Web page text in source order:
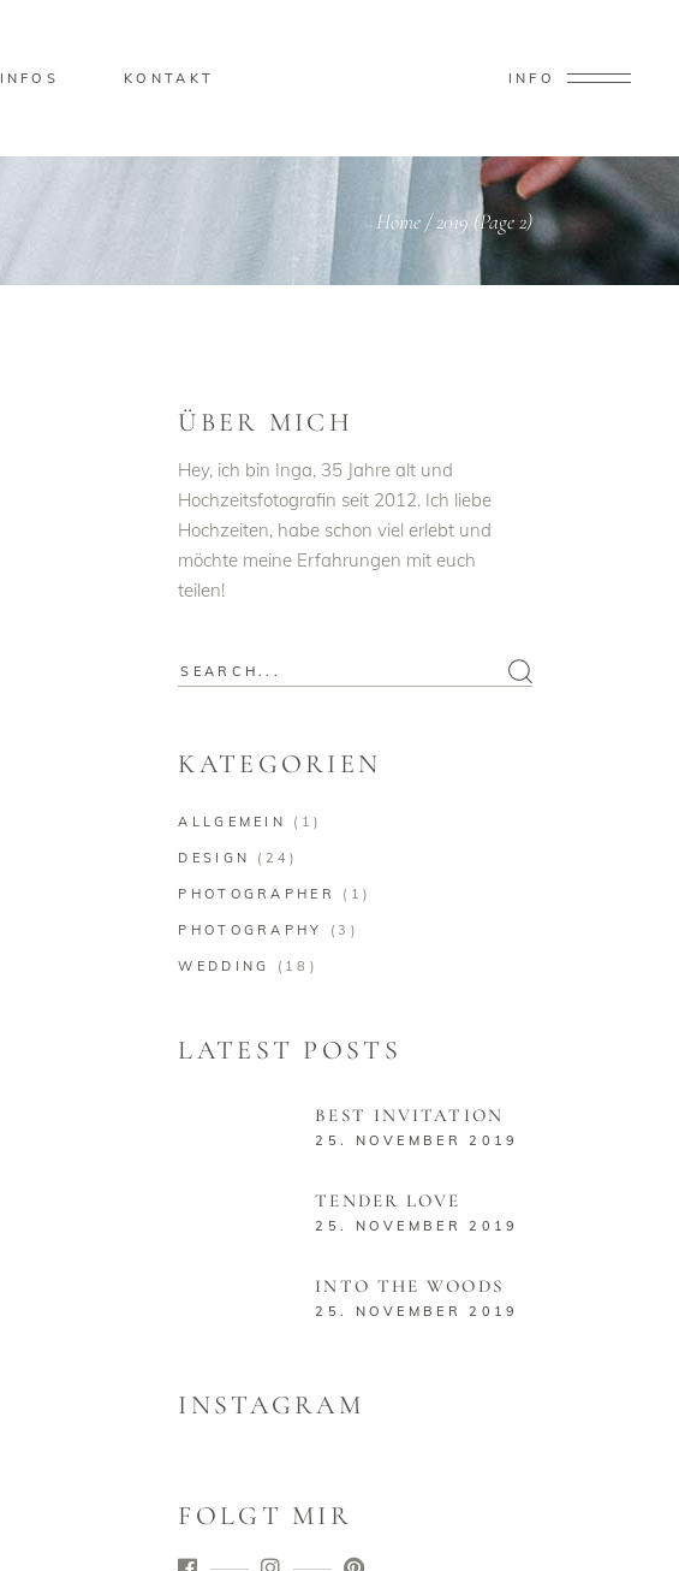
INFOS KONTAKT INFO
Home/2019 (Page 2)
ÜBER MICH
Hey, ich bin Inga, 35 Jahre alt und
Hochzeitsfotografin seit 2012. Ich liebe
Hochzeiten, habe schon viel erlebt und
möchte meine Erfahrungen mit euch
teilen!
Search
KATEGORIEN
ALLGEMEIN (1)
DESIGN (24)
PHOTOGRAPHER (1)
PHOTOGRAPHY (3)
WEDDING (18)
LATEST POSTS
BEST INVITATION
25. NOVEMBER 2019
TENDER LOVE
25. NOVEMBER 2019
INTO THE WOODS
25. NOVEMBER 2019
INSTAGRAM
FOLGT MIR